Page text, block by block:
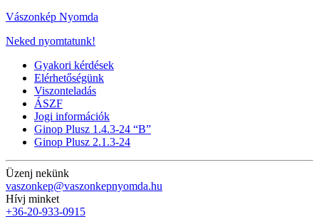
Vászonkép Nyomda
Neked nyomtatunk!
Gyakori kérdések
Elérhetőségünk
Viszonteladás
ÁSZF
Jogi információk
Ginop Plusz 1.4.3-24 “B”
Ginop Plusz 2.1.3-24
Üzenj nekünk
vaszonkep@vaszonkepnyomda.hu
Hívj minket
+36-20-933-0915